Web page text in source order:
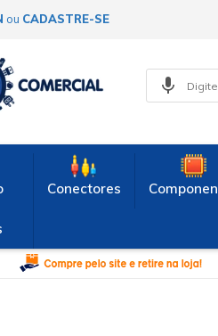
ou CADASTRE-SE
Conectores